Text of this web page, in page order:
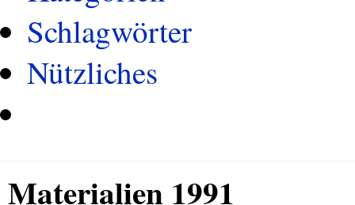
Schlagwörter
Nützliches
Materialien 1991